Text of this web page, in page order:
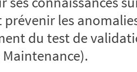
prévenir les
du test de
Maintenance).